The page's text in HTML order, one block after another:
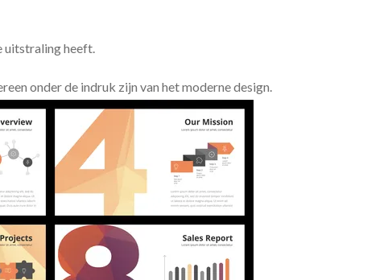
uitstraling heeft.
onder de indruk zijn van het moderne design.